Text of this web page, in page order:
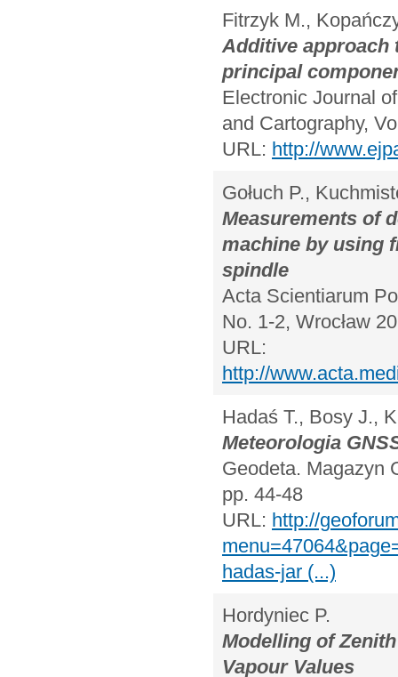
Fitrzyk M.,
Additive approach
principal
Electronic Journal
and Cartography,
URL: http://
Gołuch P.,
Measurements of
machine by using
spindle
Acta Scientiarum
No. 1-2, Wrocław
URL:
http://
Hadaś T., Bosy J.,
Meteorologia
Geodeta. Magazyn
pp. 44-48
URL: http://
hadas-jar (...)
Hordyniec P.
Modelling of
Vapour Values